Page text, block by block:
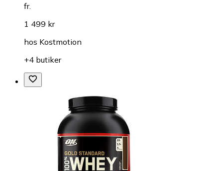
fr.
1 499 kr
hos Kostmotion
+4 butiker